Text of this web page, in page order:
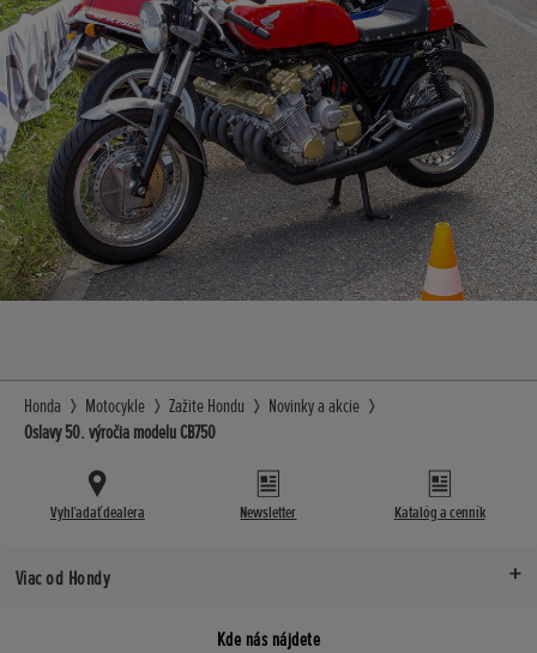
Honda Motocykle Zažite Hondu
Novinky a akcie
Oslavy 50. výročia modelu CB750
Vyhľadať dealera Newsletter Katalóg a cenník
Viac od Hondy
Kde nás nájdete